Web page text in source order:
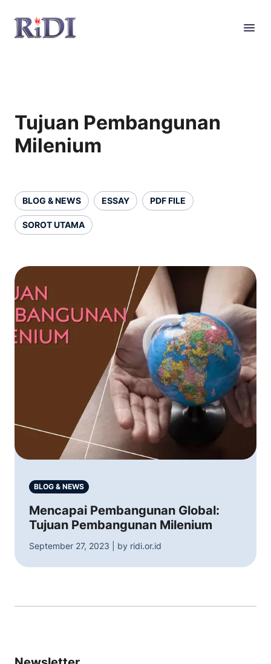
Tujuan Pembangunan
Milenium
BLOG & NEWS ESSAY PDF FILE
SOROT UTAMA
BLOG & NEWS
Mencapai Pembangunan Global:
Tujuan Pembangunan Milenium
September 27, 2023 | by ridi.or.id